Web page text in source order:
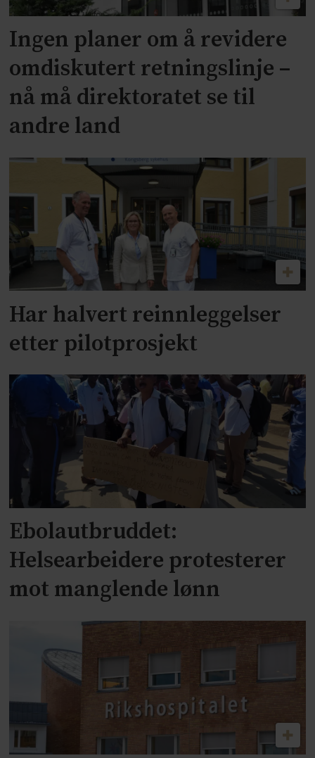
Ingen planer om å revidere
omdiskutert retningslinje –
nå må direktoratet se til
andre land
Har halvert reinnleggelser
etter pilotprosjekt
Ebolautbruddet:
Helsearbeidere protesterer
mot manglende lønn